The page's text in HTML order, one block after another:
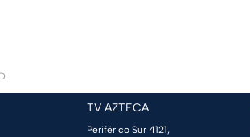
TV AZTECA
Periférico Sur 4121,